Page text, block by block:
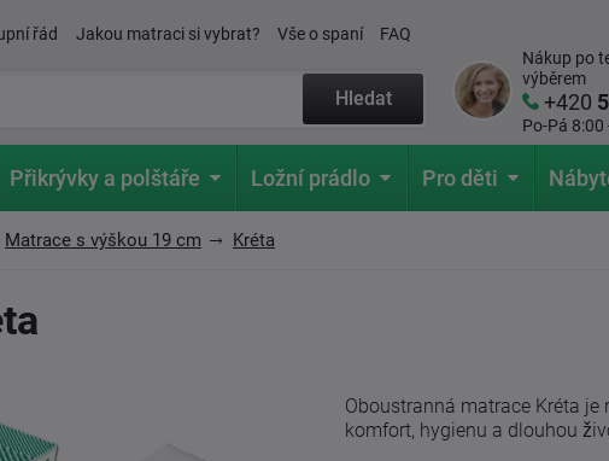
řád Jakou matraci si vybrat? Vše o spaní FAQ
Hledat
Nákup po
výběrem
+420
Po-Pá 8:00
Přikrývky a polštáře Ložní prádlo Pro děti
Matrace s výškou 19 cm Kréta
Oboustranná matrace Kréta
komfort, hygienu a dlouhou